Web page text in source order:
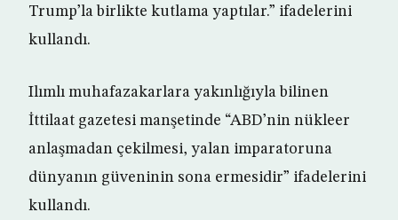
Trump’la birlikte kutlama yaptılar.” ifadelerini
kullandı.
Ilımlı muhafazakarlara yakınlığıyla bilinen
İttilaat gazetesi manşetinde “ABD’nin nükleer
anlaşmadan çekilmesi, yalan imparatoruna
dünyanın güveninin sona ermesidir” ifadelerini
kullandı.